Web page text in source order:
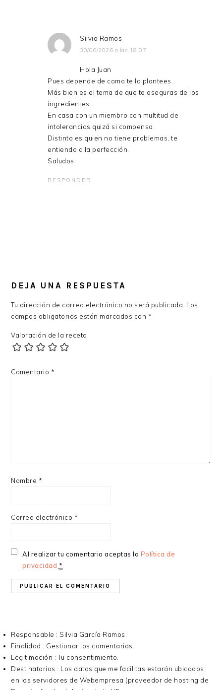
Silvia Ramos
30/06/2026 a las 18:07
Hola Juan
Pues depende de como te lo plantees.
Más bien es el tema de que te aseguras de los
ingredientes.
En casa con un miembro con multitud de
intolerancias quizá si compensa.
Distinto es quien no tiene problemas, te
entiendo a la perfección.
Saludos
RESPONDER
DEJA UNA RESPUESTA
Tu dirección de correo electrónico no será publicada. Los
campos obligatorios están marcados con *
Valoración de la receta
Comentario *
Nombre *
Correo electrónico *
Al realizar tu comentario aceptas la Política de
privacidad *
Responsable : Silvia García Ramos.
Finalidad : Gestionar los comentarios.
Legitimación : Tu consentimiento.
Destinatarios : Los datos que me facilitas estarán ubicados
en los servidores de Webempresa (proveedor de hosting de